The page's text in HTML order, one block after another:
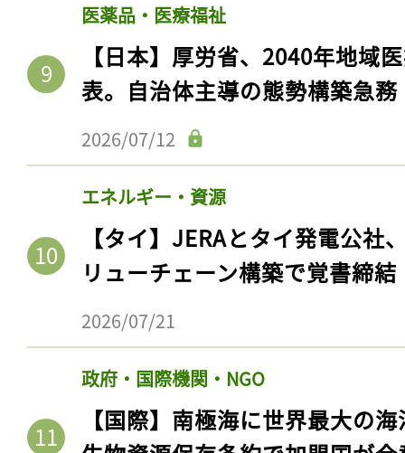
医薬品・医療福祉
【日本】厚労省、2040年地域
表。自治体主導の態勢構築急務
2026/07/12
エネルギー・資源
【タイ】JERAとタイ発電公社
リューチェーン構築で覚書締結
2026/07/21
政府・国際機関・NGO
【国際】南極海に世界最大の
記事をお気に入りに
ログインが必
会員登録